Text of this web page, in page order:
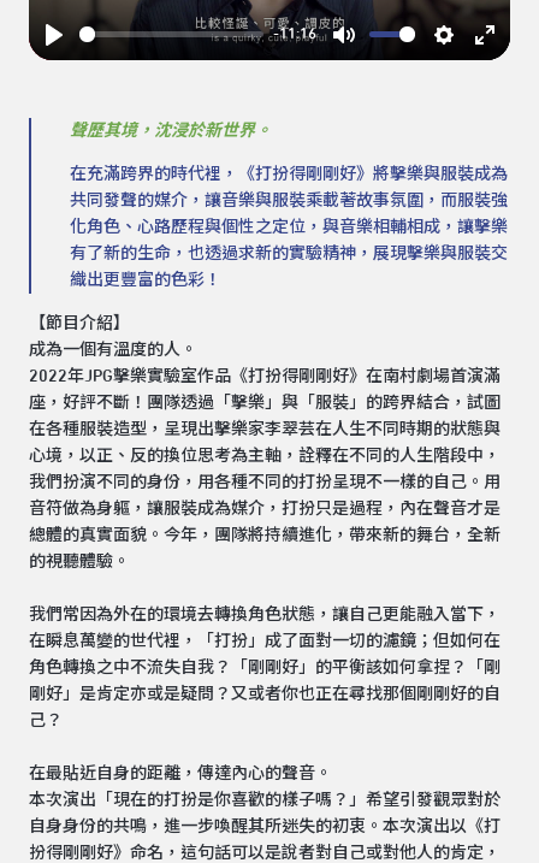
Play
-11:16
Mute SettingsEnter
聲歷其境，沈浸於新世界。
在充滿跨界的時代裡，《打扮得剛剛好》將擊樂與服裝成為
共同發聲的媒介，讓音樂與服裝乘載著故事氛圍，而服裝強
化角色、心路歷程與個性之定位，與音樂相輔相成，讓擊樂
有了新的生命，也透過求新的實驗精神，展現擊樂與服裝交
織出更豐富的色彩！
【節目介紹】
成為一個有溫度的人。
2022年JPG擊樂實驗室作品《打扮得剛剛好》在南村劇場首演滿
座，好評不斷！團隊透過「擊樂」與「服裝」的跨界結合，試圖
在各種服裝造型，呈現出擊樂家李翠芸在人生不同時期的狀態與
心境，以正、反的換位思考為主軸，詮釋在不同的人生階段中，
我們扮演不同的身份，用各種不同的打扮呈現不一樣的自己。用
音符做為身軀，讓服裝成為媒介，打扮只是過程，內在聲音才是
總體的真實面貌。今年，團隊將持續進化，帶來新的舞台，全新
的視聽體驗。
我們常因為外在的環境去轉換角色狀態，讓自己更能融入當下，
在瞬息萬變的世代裡，「打扮」成了面對一切的濾鏡；但如何在
角色轉換之中不流失自我？「剛剛好」的平衡該如何拿捏？「剛
剛好」是肯定亦或是疑問？又或者你也正在尋找那個剛剛好的自
己？
在最貼近自身的距離，傳達內心的聲音。
本次演出「現在的打扮是你喜歡的樣子嗎？」希望引發觀眾對於
自身身份的共鳴，進一步喚醒其所迷失的初衷。本次演出以《打
扮得剛剛好》命名，這句話可以是說者對⾃己或對他人的肯定，